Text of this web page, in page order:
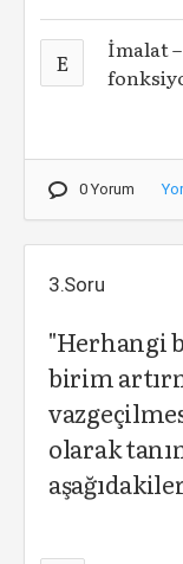
E
İmalat
0 Yorum
3.Soru
"Herhangi
birim
olarak